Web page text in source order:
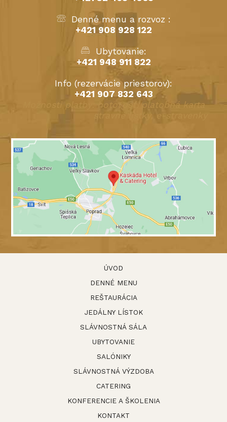
Denné menu a rozvoz :
+421 908 928 122
Ubytovanie:
+421 948 911 822
Info (rezervácie priestorov):
+421 907 832 643
Možnosti platby: hotovosť, platobná karta
stravné lístky, e-stravenky
ÚVOD
DENNÉ MENU
REŠTAURÁCIA
JEDÁLNY LÍSTOK
SLÁVNOSTNÁ SÁLA
UBYTOVANIE
SALÓNIKY
SLÁVNOSTNÁ VÝZDOBA
CATERING
KONFERENCIE A ŠKOLENIA
KONTAKT